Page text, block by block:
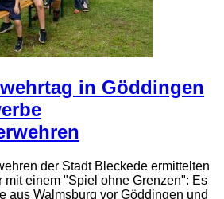
in Göddingen
der Stadt Bleckede ermittelten
mit einem "Spiel ohne Grenzen": Es
aus Walmsburg vor Göddingen und